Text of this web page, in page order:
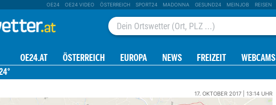
OE24 OE24 VIDEO ÖSTERREICH SPORT24 MADONNA GESUND24 MEINJOB REISEN
OE24.AT ÖSTERREICH EUROPA NEWS FREIZEIT WEBCAMS
17. OKTOBER 2017 | 13:14 UHR